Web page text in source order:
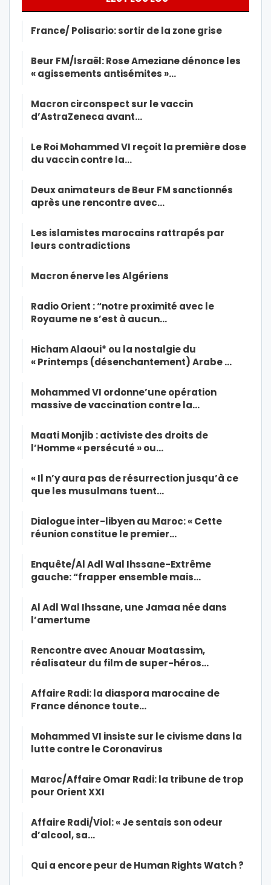
France/ Polisario: sortir de la zone grise
Beur FM/Israël: Rose Ameziane dénonce les
« agissements antisémites »…
Macron circonspect sur le vaccin
d’AstraZeneca avant…
Le Roi Mohammed VI reçoit la première dose
du vaccin contre la…
Deux animateurs de Beur FM sanctionnés
après une rencontre avec…
Les islamistes marocains rattrapés par
leurs contradictions
Macron énerve les Algériens
Radio Orient : “notre proximité avec le
Royaume ne s’est à aucun…
Hicham Alaoui* ou la nostalgie du
« Printemps (désenchantement) Arabe …
Mohammed VI ordonne’une opération
massive de vaccination contre la…
Maati Monjib : activiste des droits de
l’Homme « persécuté » ou…
« Il n’y aura pas de résurrection jusqu’à ce
que les musulmans tuent…
Dialogue inter-libyen au Maroc: « Cette
réunion constitue le premier…
Enquête/Al Adl Wal Ihssane-Extrême
gauche: “frapper ensemble mais…
Al Adl Wal Ihssane, une Jamaa née dans
l’amertume
Rencontre avec Anouar Moatassim,
réalisateur du film de super-héros…
Affaire Radi: la diaspora marocaine de
France dénonce toute…
Mohammed VI insiste sur le civisme dans la
lutte contre le Coronavirus
Maroc/Affaire Omar Radi: la tribune de trop
pour Orient XXI
Affaire Radi/Viol: « Je sentais son odeur
d’alcool, sa…
Qui a encore peur de Human Rights Watch ?